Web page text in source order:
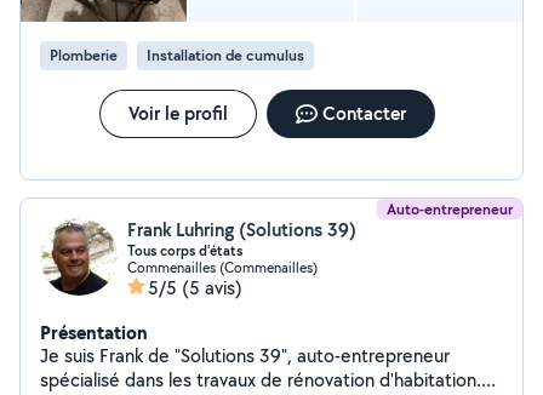
Plomberie Installation de cumulus
Voir le profil Contacter
Auto-entrepreneur
Frank Luhring (Solutions 39)
Tous corps d'états
Commenailles (Commenailles)
5/5 (5 avis)
Présentation
Je suis Frank de "Solutions 39", auto-entrepreneur
spécialisé dans les travaux de rénovation d'habitation.